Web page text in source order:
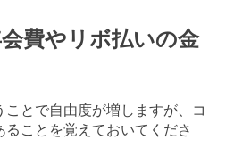
費やリボ払いの金
とで自由度が増しますが、コ
ことを覚えておいてくださ